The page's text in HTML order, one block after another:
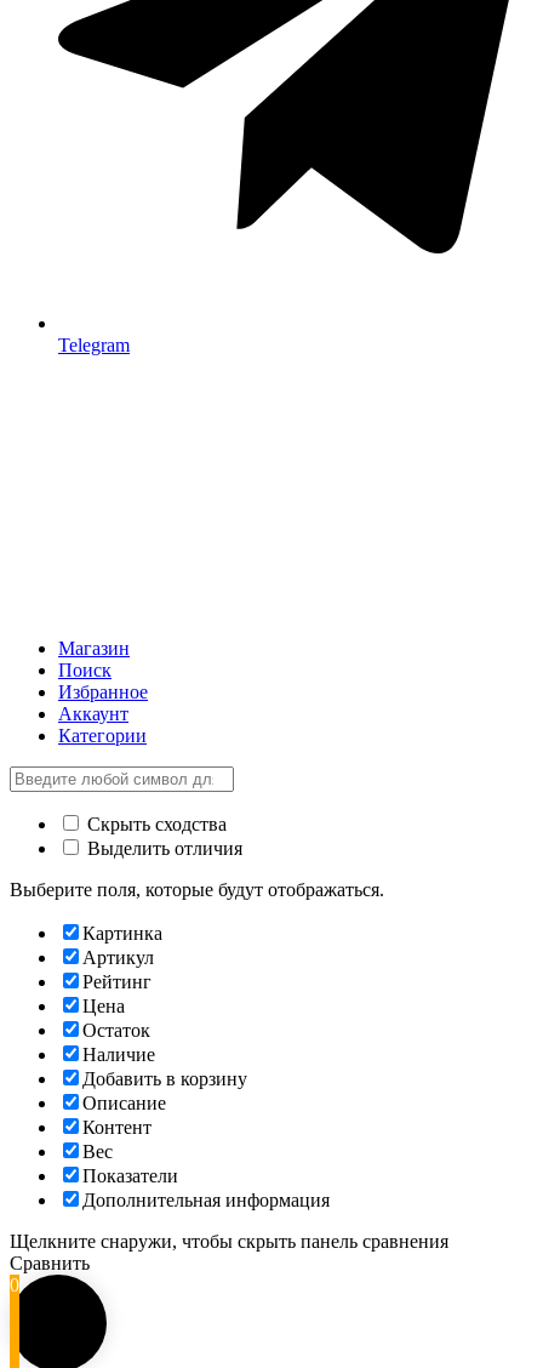
Telegram
Магазин
Поиск
Избранное
Аккаунт
Категории
Скрыть сходства
Выделить отличия
Выберите поля, которые будут отображаться.
Картинка
Артикул
Рейтинг
Цена
Остаток
Наличие
Добавить в корзину
Описание
Контент
Вес
Показатели
Дополнительная информация
Щелкните снаружи, чтобы скрыть панель сравнения
Сравнить
0